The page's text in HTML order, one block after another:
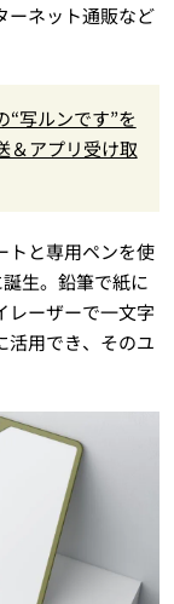
ーネット通販など
“写ルンです”を
＆アプリ受け取
トと専用ペンを使
生。鉛筆で紙に
レーザーで一文字
活用でき、そのユ